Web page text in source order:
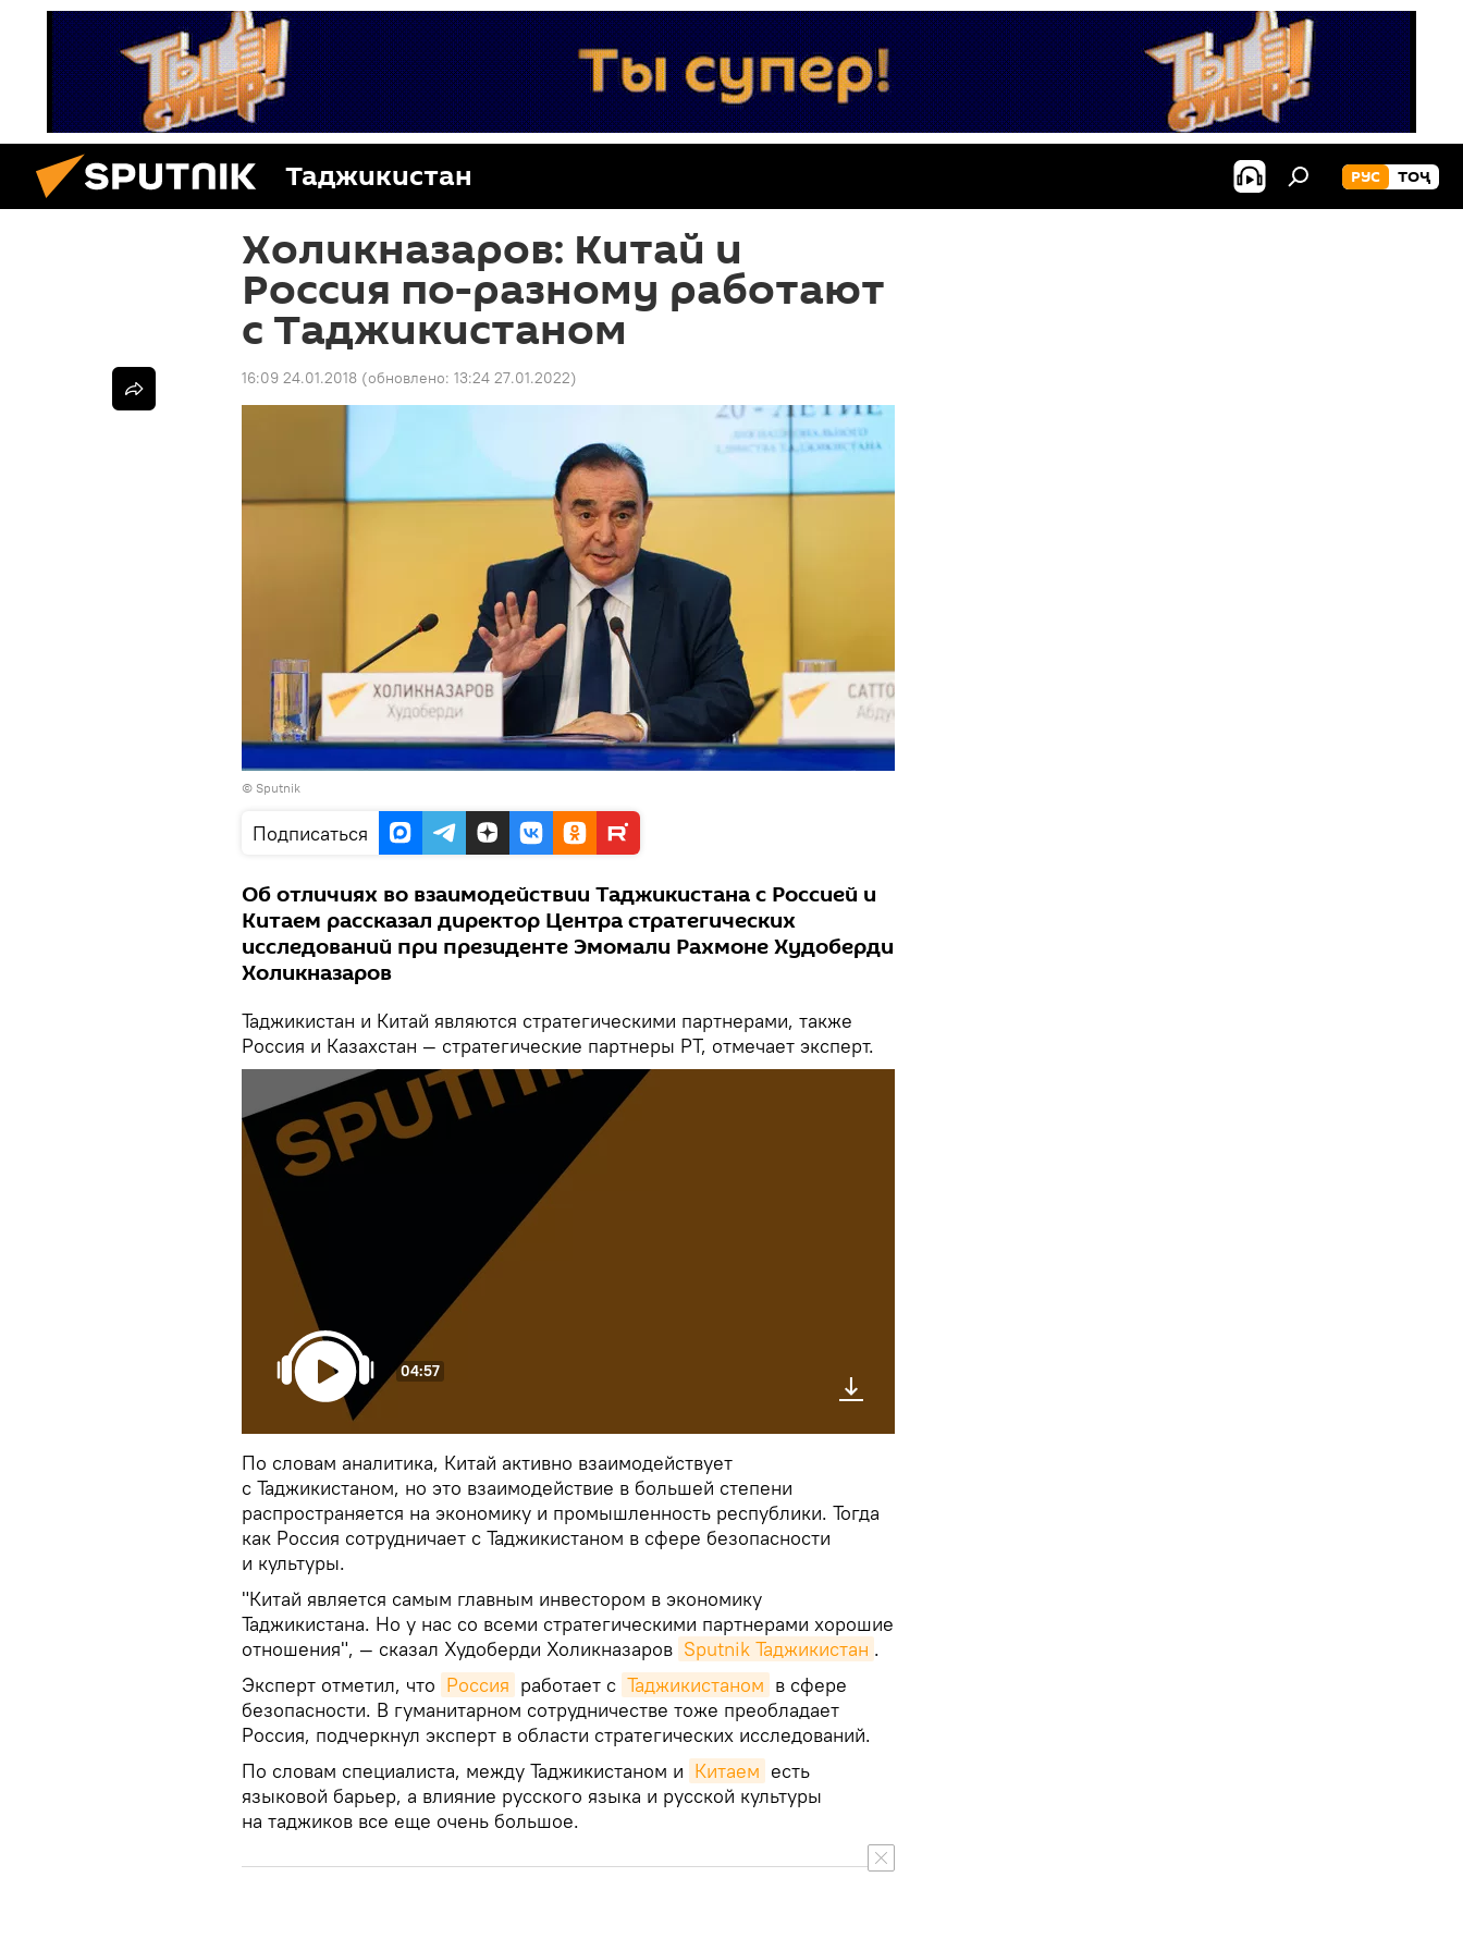
Таджикистан РУС ТОҶ
Холикназаров: Китай и
Россия по-разному работают
с Таджикистаном
16:09 24.01.2018 (обновлено: 13:24 27.01.2022)
© Sputnik
Подписаться
Об отличиях во взаимодействии Таджикистана с Россией и
Китаем рассказал директор Центра стратегических
исследований при президенте Эмомали Рахмоне Худоберди
Холикназаров
Таджикистан и Китай являются стратегическими партнерами, также
Россия и Казахстан — стратегические партнеры РТ, отмечает эксперт.
04:57
По словам аналитика, Китай активно взаимодействует
с Таджикистаном, но это взаимодействие в большей степени
распространяется на экономику и промышленность республики. Тогда
как Россия сотрудничает с Таджикистаном в сфере безопасности
и культуры.
"Китай является самым главным инвестором в экономику
Таджикистана. Но у нас со всеми стратегическими партнерами хорошие
отношения", — сказал Худоберди Холикназаров Sputnik Таджикистан .
Эксперт отметил, что Россия работает с Таджикистаном в сфере
безопасности. В гуманитарном сотрудничестве тоже преобладает
Россия, подчеркнул эксперт в области стратегических исследований.
По словам специалиста, между Таджикистаном и Китаем есть
языковой барьер, а влияние русского языка и русской культуры
на таджиков все еще очень большое.